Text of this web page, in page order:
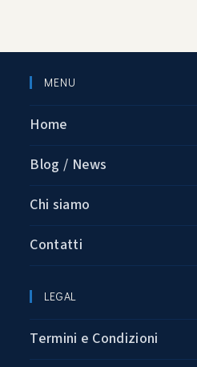
MENU
Home
Blog / News
Chi siamo
Contatti
LEGAL
Termini e Condizioni